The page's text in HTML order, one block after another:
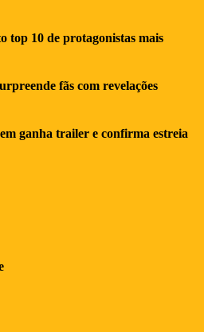
top 10 de protagonistas mais
fãs com revelações
ganha trailer e confirma estreia